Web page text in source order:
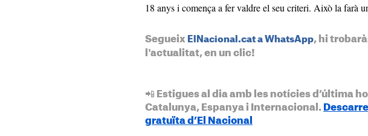
18 anys i comença a fer valdre el seu criteri. Això la farà
Segueix ElNacional.cat a WhatsApp, hi
l'actualitat, en un clic!
📲 Estigues al dia amb les notícies d’última
Catalunya, Espanya i Internacional.
gratuïta d’El Nacional